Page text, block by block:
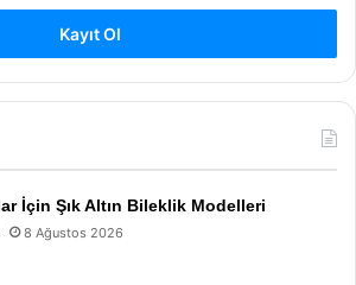
Kayıt Ol
İçin Şık Altın Bileklik Modelleri
8 Ağustos 2026